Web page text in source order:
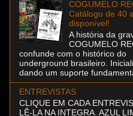
COGUMELO
Catálogo de 40
disponível!
A história da
COGUMELO
confunde com o histórico do
underground brasileiro.
dando um suporte
ENTREVISTAS
CLIQUE EM CADA
LÊ-LA NA INTEGRA. AZUL